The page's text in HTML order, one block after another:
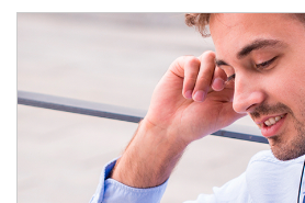
fuertes correcciones en el sector
resultados de Alphabet y Tesla.
del BCE con los tipos en el 2,25% y
arancelarias de EE. UU. En un
los inversores cambian las reglas: ya
promesas, ahora se exige disciplina
generación de caja.